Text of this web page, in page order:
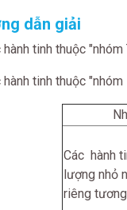
dẫn giải
hành tinh thuộc
hành tinh thuộc
Các hành
lượng nhỏ
riêng